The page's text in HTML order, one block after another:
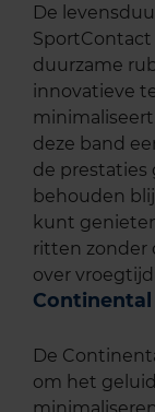
De
duurzame
innovatieve
deze band
de prestaties
behouden
kunt
ritten zonder
over
De
om het